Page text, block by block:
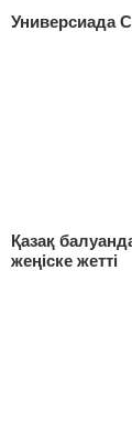
Универсиада
Қазақ
жеңіске жетті